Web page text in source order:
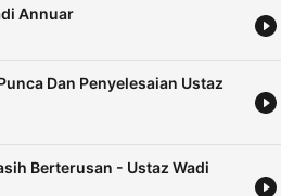
Annuar
Dan Penyelesaian Ustaz
Berterusan - Ustaz Wadi